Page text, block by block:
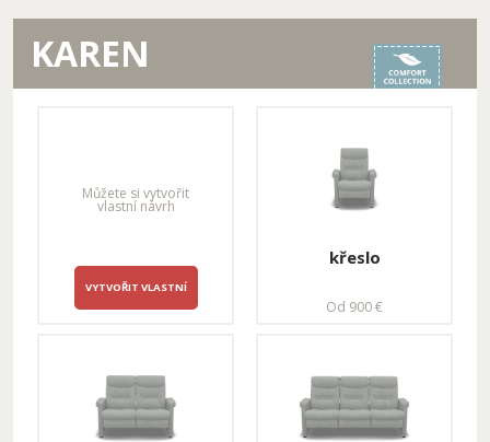
KAREN
Můžete si vytvořit
vlastní návrh
VYTVOŘIT VLASTNÍ
křeslo
Od 900 €